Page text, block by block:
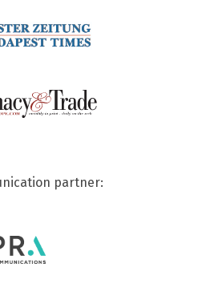
partner: